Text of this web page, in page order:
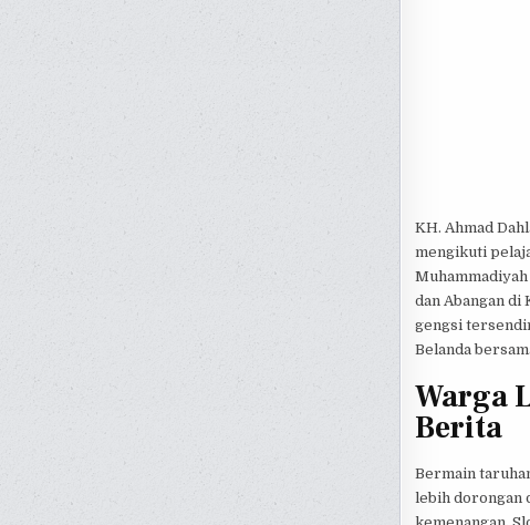
KH. Ahmad
mengikuti
dan Abangan di
gengsi
Belanda
Warga
Berita
Bermain
lebih dorongan